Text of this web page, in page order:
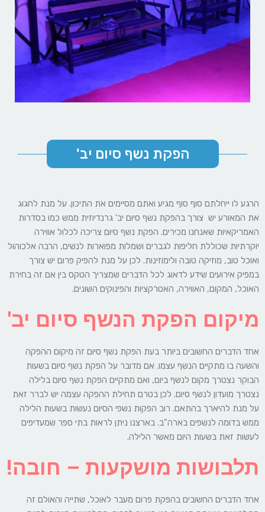
הפקת נשף סיום יב'
הרגע לו ייחלתם סוף סוף מגיע ואתם מסיימים את התיכון. על מנת לחגוג
את המאורע יש צורך בהפקת נשף סיום יב' גרנדיוזית ממש כמו בסדרות
האמריקאיות שאנחנו מכירים. הפקת נשף סיום צריכה לכלול אווירה
יוקרתיות שכוללת חליפות לגברים ושמלות מפוארות לנשים, הרבה אלכוהול
ואוכל טוב, מוזיקה טובה ולימוזינות. לכן על מנת להפיק פרום יש צורך
במפיק אירועים שידע לדאוג לכל הדברים שמצריך הטקס בין אם זה בחירת
האוכל, המקום, האווירה, האטרקציות והפינוקים השונים.
מיקום הפקת הנשף סיום יב'
אחד הדברים החשובים ביותר בעת הפקת נשף סיום זה מיקום ההפקה
והשעה בו מתקיים הנשף עצמו. אם מדובר על הפקת נשף סיום בשעות
הבוקר נצטרך מקום לנשף ביום, ואם מתקיים הפקת נשף סיום בלילה
נצטרך מועדון לנשף סיום. לכן בטרם תחילת ההפקה עצמה יש לברר זאת
על מנת להיארך בהתאם. רוב הפקות נשפי הסיום נעשות בשעות הלילה
ממש בדומה לנשפים בארה"ב. בארצנו ניתן לראות בתי ספר שמעדיפים
לעשות זאת בשעות היום מאשר הלילה.
תלבושות מושקעות – חובה!
אחד הדברים החשובים בהפקת פרום מעבר לאוכל, שתייה והאולם זה